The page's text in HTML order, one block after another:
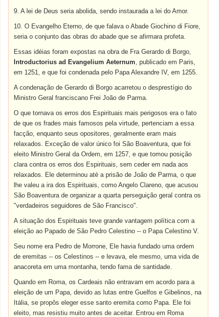
9. A lei de Deus seria abolida, sendo instaurada a lei do Amor.
10. O Evangelho Eterno, de que falava o Abade Giochino di Fiore,
seria o conjunto das obras do abade que se afirmara profeta.
Essas idéias foram expostas na obra de Fra Gerardo di Borgo,
Introductorius ad Evangelium Aeternum, publicado em Paris,
em 1251, e que foi condenada pelo Papa Alexandre IV, em 1255.
A condenação de Gerardo di Borgo acarretou o desprestígio do
Ministro Geral franciscano Frei João de Parma.
O que tornava os erros dos Espirituais mais perigosos era o fato
de que os frades mais famosos pela virtude, pertenciam a essa
facção, enquanto seus opositores, geralmente eram mais
relaxados. Exceção de valor único foi São Boaventura, que foi
eleito Ministro Geral da Ordem, em 1257, e que tomou posição
clara contra os erros dos Espirituais, sem ceder em nada aos
relaxados. Ele determinou até a prisão de João de Parma, o que
lhe valeu a ira dos Espirituais, como Angelo Clareno, que acusou
São Boaventura de organizar a quarta perseguição geral contra os
"verdadeiros seguidores de São Francisco".
A situação dos Espirituais teve grande vantagem política com a
eleição ao Papado de São Pedro Celestino -- o Papa Celestino V.
Seu nome era Pedro de Morrone, Ele havia fundado uma ordem
de eremitas -- os Celestinos -- e levava, ele mesmo, uma vida de
anacoreta em uma montanha, tendo fama de santidade.
Quando em Roma, os Cardeais não entravam em acordo para a
eleição de um Papa, devido as lutas entre Guelfos e Gibelinos, na
Itália, se propôs eleger esse santo eremita como Papa. Ele foi
eleito, mas resistiu muito antes de aceitar. Entrou em Roma